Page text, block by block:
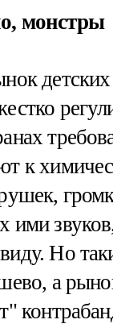
монстры
к
ими
Но
а